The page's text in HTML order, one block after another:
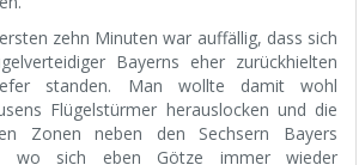
zehn Minuten war auffällig, dass sich
Bayerns eher zurückhielten
standen. Man wollte damit wohl
Flügelstürmer herauslocken und die
Zonen neben den Sechsern Bayers
wo sich eben Götze immer wieder